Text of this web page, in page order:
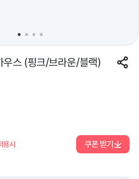
우스 (핑크/브라운/블랙)
용시 쿠폰 받기